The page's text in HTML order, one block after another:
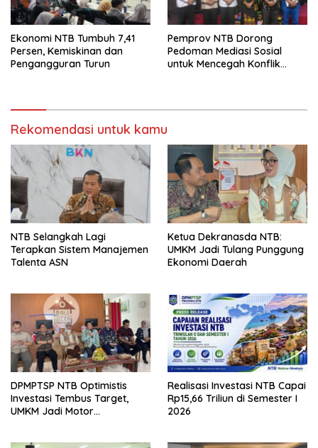
Ekonomi NTB Tumbuh 7,41
Persen, Kemiskinan dan
Pengangguran Turun
Pemprov NTB Dorong
Pedoman Mediasi Sosial
untuk Mencegah Konflik
Rekomendasi untuk kamu
NTB Selangkah Lagi
Terapkan Sistem Manajemen
Talenta ASN
Ketua Dekranasda NTB:
UMKM Jadi Tulang Punggung
Ekonomi Daerah
DPMPTSP NTB Optimistis
Investasi Tembus Target,
UMKM Jadi Motor
Realisasi Investasi NTB Capai
Rp15,66 Triliun di Semester I
2026